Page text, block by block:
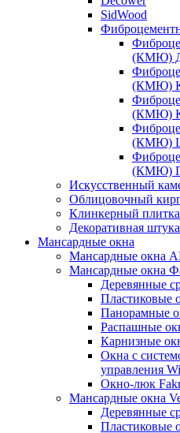
SidWood
(КМЮ)
(КМЮ)
(КМЮ)
(КМЮ)
(КМЮ)
Искусственный
Облицовочный
Клинкерный плитка
Декоративная
Мансардные окна
Мансардные окна
Мансардные окна
Деревянные
Пластиковые
Панорамные
Распашные
Карнизные
Окна с
управления
Окно-люк
Мансардные окна
Деревянные
Пластиковые